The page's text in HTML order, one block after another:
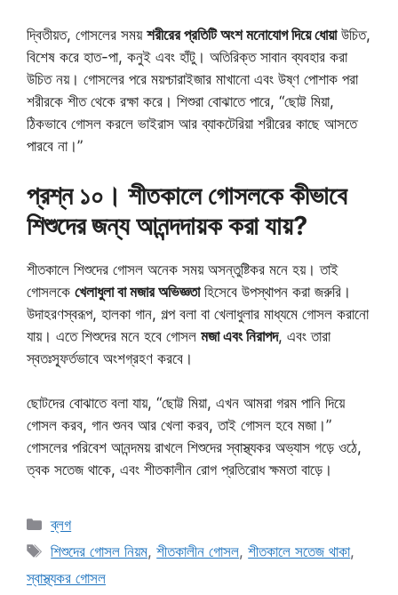
দ্বিতীয়ত, গোসলের সময় শরীরের প্রতিটি অংশ মনোযোগ দিয়ে ধোয়াউচিত,
বিশেষ করে হাত-পা, কনুই এবং হাঁটু। অতিরিক্ত সাবান ব্যবহার করা
উচিত নয়। গোসলের পরে ময়শ্চারাইজার মাখানো এবং উষ্ণ পোশাক পরা
শরীরকে শীত থেকে রক্ষা করে। শিশুরা বোঝাতে পারে, “ছোট্ট মিয়া,
ঠিকভাবে গোসল করলে ভাইরাস আর ব্যাকটেরিয়া শরীরের কাছে আসতে
পারবে না।”
প্রশ্ন ১০। শীতকালে গোসলকে কীভাবে
শিশুদের জন্য আনন্দদায়ক করা যায়?
শীতকালে শিশুদের গোসল অনেক সময় অসন্তুষ্টিকর মনে হয়। তাই
গোসলকে খেলাধুলা বা মজার অভিজ্ঞতাহিসেবে উপস্থাপন করা জরুরি।
উদাহরণস্বরূপ, হালকা গান, গল্প বলা বা খেলাধুলার মাধ্যমে গোসল করানো
যায়। এতে শিশুদের মনে হবে গোসল মজা এবং নিরাপদ, এবং তারা
স্বতঃস্ফূর্তভাবে অংশগ্রহণ করবে।
ছোটদের বোঝাতে বলা যায়, “ছোট্ট মিয়া, এখন আমরা গরম পানি দিয়ে
গোসল করব, গান শুনব আর খেলা করব, তাই গোসল হবে মজা।”
গোসলের পরিবেশ আনন্দময় রাখলে শিশুদের স্বাস্থ্যকর অভ্যাস গড়ে ওঠে,
ত্বক সতেজ থাকে, এবং শীতকালীন রোগ প্রতিরোধ ক্ষমতা বাড়ে।
Categories
ব্লগ
Tags
শিশুদের গোসল নিয়ম,শীতকালীন গোসল,শীতকালে সতেজ থাকা,
স্বাস্থ্যকর গোসল